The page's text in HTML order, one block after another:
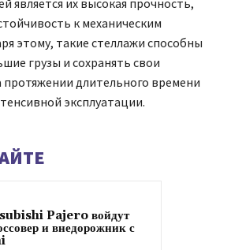
является их высокая прочность,
к механическим
этому, такие стеллажи способны
грузы и сохранять свои
протяжении длительного времени
эксплуатации.
Pajero войдут
и внедорожник с